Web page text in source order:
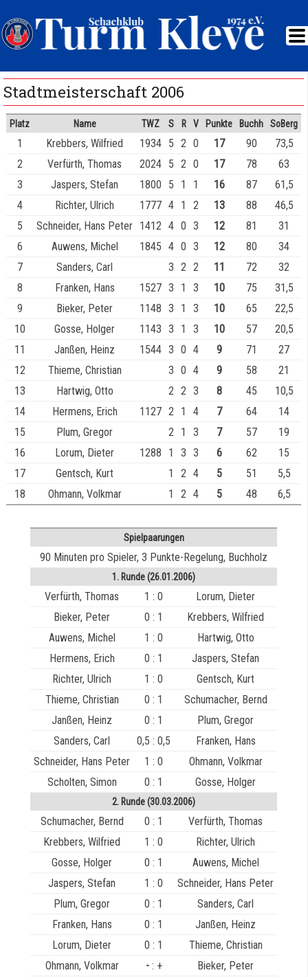
Stadtmeisterschaft 2006
Platz Name TWZ S R V Punkte Buchh SoBerg
1 Krebbers, Wilfried 1934 5 2 0 17 90
73,5
2
Verfürth, Thomas 2024 5 2 0 17 78
63
3
Jaspers, Stefan 1800 5 1 1 16 87
61,5
4
Richter, Ulrich 1777 4 1 2 13 88
46,5
5
Schneider, Hans Peter 1412 4 0 3 12 81
31
6
Auwens, Michel 1845 4 0 3 12 80
34
7
Sanders, Carl 3 2 2 11 72
32
8
Franken, Hans 1527 3 1 3 10 75
31,5
9
Bieker, Peter 1148 3 1 3 10 65
22,5
10
Gosse, Holger 1143 3 1 3 10 57
20,5
11
Janßen, Heinz 1544 3 0 4 9 71
27
12
Thieme, Christian 3 0 4 9 58
21
13
Hartwig, Otto 2 2 3 8 45
10,5
14
Hermens, Erich 1127 2 1 4 7 64
14
15
Plum, Gregor 2 1 3 7 57
19
16
Lorum, Dieter 1288 1 3 3 6 62
15
17
Gentsch, Kurt 1 2 4 5 51
5,5
18
Ohmann, Volkmar 1 2 4 5 48 6,5
Spielpaarungen
90 Minuten pro Spieler, 3 Punkte-Regelung, Buchholz
1. Runde (26.01.2006)
Verfürth, Thomas 1 : 0
Lorum, Dieter
Bieker, Peter
0 : 1
Krebbers, Wilfried
Auwens, Michel
1 : 0
Hartwig, Otto
Hermens, Erich
0 : 1
Jaspers, Stefan
Richter, Ulrich
1 : 0
Gentsch, Kurt
Thieme, Christian
0 : 1
Schumacher, Bernd
Janßen, Heinz
0 : 1
Plum, Gregor
Sanders, Carl
0,5 : 0,5
Franken, Hans
Schneider, Hans Peter
1 : 0
Ohmann, Volkmar
Scholten, Simon
0 : 1 Gosse, Holger
2. Runde (30.03.2006)
Schumacher, Bernd 0 : 1
Verfürth, Thomas
Krebbers, Wilfried
1 : 0
Richter, Ulrich
Gosse, Holger
0 : 1
Auwens, Michel
Jaspers, Stefan
1 : 0
Schneider, Hans Peter
Plum, Gregor
0 : 1
Sanders, Carl
Franken, Hans
0 : 1
Janßen, Heinz
Lorum, Dieter
0 : 1
Thieme, Christian
Ohmann, Volkmar
-: +
Bieker, Peter